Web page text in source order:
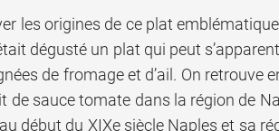
les origines de ce plat
dégusté un plat qui peut
de fromage et d’ail. On retrouve
de sauce tomate dans la région de
début du XIXe siècle Naples et sa